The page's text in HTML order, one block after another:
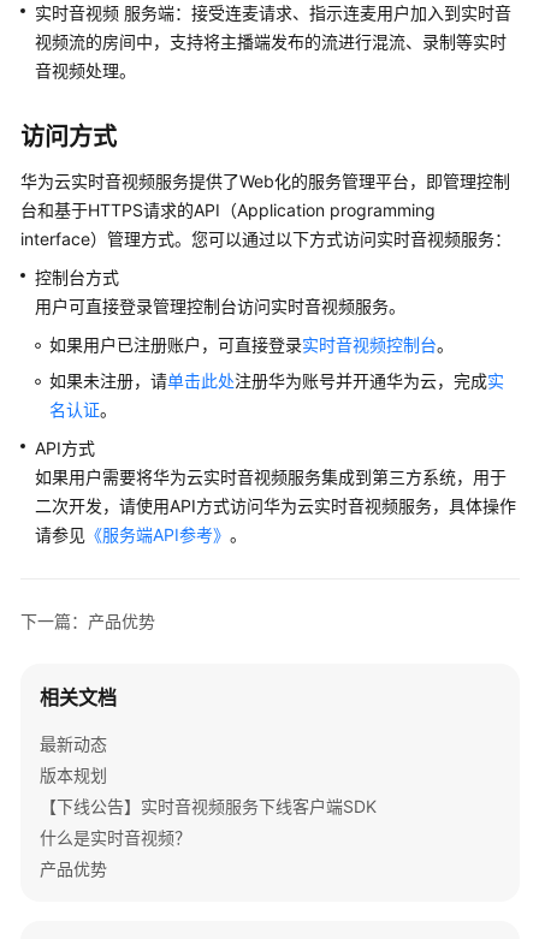
音
视
频？
产
品
优
势
用
场
景
产
品
功
能
使
用
念
计
说
明
实时音视频 服务端：接受连麦请求、指示连麦用户加入到实时音
视频流的房间中，支持将主播端发布的流进行混流、录制等实时
音视频处理。
访问方式
华为云实时音视频服务提供了Web化的服务管理平台，即管理控制
台和基于HTTPS请求的API（Application programming
interface）管理方式。您可以通过以下方式访问实时音视频服务：
控制台方式
用户可直接登录管理控制台访问实时音视频服务。
如果用户已注册账户，可直接登录实时音视频控制台。
如果未注册，请单击此处注册华为账号并开通华为云，完成实
名认证。
API方式
如果用户需要将华为云实时音视频服务集成到第三方系统，用于
二次开发，请使用API方式访问华为云实时音视频服务，具体操作
请参见 《服务端API参考》 。
下一篇：产品优势
相关文档
最新动态
版本规划
【下线公告】实时音视频服务下线客户端SDK
什么是实时音视频？
产品优势